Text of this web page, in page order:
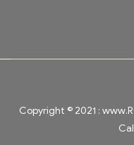
Copyright © 2021 :